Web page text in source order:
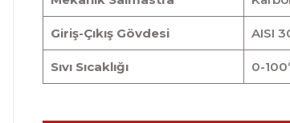
Giriş-Çıkış Gövdesi AISI
Sıvı Sıcaklığı 0-100